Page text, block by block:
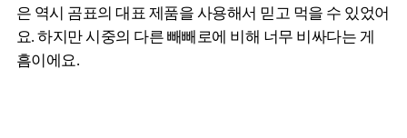
은 역시 곰표의 대표 제품을 사용해서 믿고 먹을 수 있었어
요. 하지만 시중의 다른 빼빼로에 비해 너무 비싸다는 게
흠이에요.